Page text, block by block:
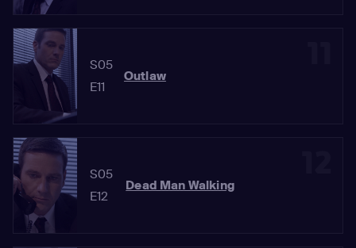
S05
E11
Outlaw
S05
E12
Dead Man Walking